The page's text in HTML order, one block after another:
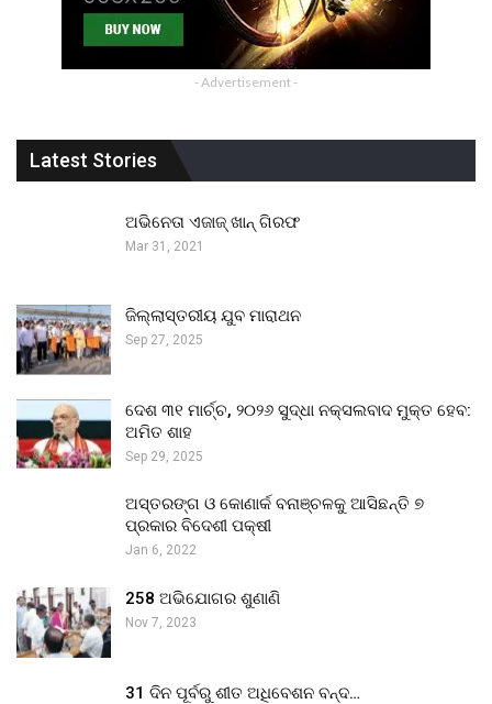
- Advertisement -
Latest Stories
ଅଭିନେତା ଏଜାଜ୍ ଖାନ୍ ଗିରଫ
Mar 31, 2021
ଜିଲ୍ଲାସ୍ତରୀୟ ଯୁବ ମାରାଥନ
Sep 27, 2025
ଦେଶ ୩୧ ମାର୍ଚ୍ଚ, ୨୦୨୬ ସୁଦ୍ଧା ନକ୍ସଲବାଦ ମୁକ୍ତ ହେବ:
ଅମିତ ଶାହ
Sep 29, 2025
ଅସ୍ତରଙ୍ଗ ଓ କୋଣାର୍କ ବନାଞ୍ଚଳକୁ ଆସିଛନ୍ତି ୭
ପ୍ରକାର ବିଦେଶୀ ପକ୍ଷୀ
Jan 6, 2022
258 ଅଭିଯୋଗର ଶୁଣାଣି
Nov 7, 2023
31 ଦିନ ପୂର୍ବରୁ ଶୀତ ଅଧିବେଶନ ବନ୍ଦ…